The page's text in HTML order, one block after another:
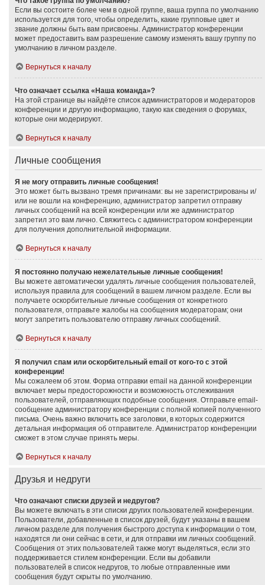
Если вы состоите более чем в одной группе, ваша группа по умолчанию
используется для того, чтобы определить, какие групповые цвет и
звание должны быть вам присвоены. Администратор конференции
может предоставить вам разрешение самому изменять вашу группу по
умолчанию в личном разделе.
Вернуться к началу
Что означает ссылка «Наша команда»?
На этой странице вы найдёте список администраторов и модераторов
конференции и другую информацию, такую как сведения о форумах,
которые они модерируют.
Вернуться к началу
Личные сообщения
Я не могу отправить личные сообщения!
Это может быть вызвано тремя причинами: вы не зарегистрированы и/
или не вошли на конференцию, администратор запретил отправку
личных сообщений на всей конференции или же администратор
запретил это вам лично. Свяжитесь с администратором конференции
для получения дополнительной информации.
Вернуться к началу
Я постоянно получаю нежелательные личные сообщения!
Вы можете автоматически удалять личные сообщения пользователей,
используя правила для сообщений в вашем личном разделе. Если вы
получаете оскорбительные личные сообщения от конкретного
пользователя, отправьте жалобы на сообщения модераторам; они
могут запретить пользователю отправку личных сообщений.
Вернуться к началу
Я получил спам или оскорбительный email от кого-то с этой
конференции!
Мы сожалеем об этом. Форма отправки email на данной конференции
включает меры предосторожности и возможность отслеживания
пользователей, отправляющих подобные сообщения. Отправьте email-
сообщение администратору конференции с полной копией полученного
письма. Очень важно включить все заголовки, в которых содержится
детальная информация об отправителе. Администратор конференции
сможет в этом случае принять меры.
Вернуться к началу
Друзья и недруги
Что означают списки друзей и недругов?
Вы можете включать в эти списки других пользователей конференции.
Пользователи, добавленные в список друзей, будут указаны в вашем
личном разделе для получения быстрого доступа к информации о том,
находятся ли они сейчас в сети, и для отправки им личных сообщений.
Сообщения от этих пользователей также могут выделяться, если это
поддерживается стилем конференции. Если вы добавили
пользователей в список недругов, то любые отправленные ими
сообщения будут скрыты по умолчанию.